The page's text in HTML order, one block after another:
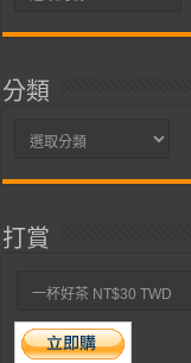
分類
分
打賞